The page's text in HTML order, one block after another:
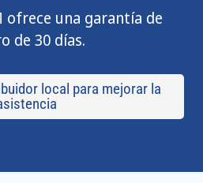
ofrece una garantía de
de 30 días.
local para mejorar la